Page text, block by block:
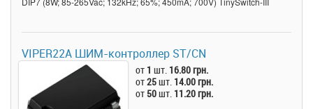
VIPER22A ШИМ-контроллер ST/CN
от 1 шт. 16.80 грн.
от25шт. 14.00 грн.
от 50шт. 11.20 грн.